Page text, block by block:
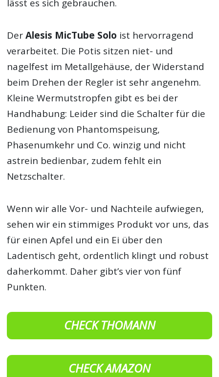
lässt es sich gebrauchen.
DerAlesis MicTube Solo ist hervorragend
verarbeitet. Die Potis sitzen niet- und
nagelfest im Metallgehäuse, der Widerstand
beim Drehen der Regler ist sehr angenehm.
Kleine Wermutstropfen gibt es bei der
Handhabung: Leider sind die Schalter für die
Bedienung von Phantomspeisung,
Phasenumkehr und Co. winzig und nicht
astrein bedienbar, zudem fehlt ein
Netzschalter.
Wenn wir alle Vor- und Nachteile aufwiegen,
sehen wir ein stimmiges Produkt vor uns, das
für einen Apfel und ein Ei über den
Ladentisch geht, ordentlich klingt und robust
daherkommt. Daher gibt’s vier von fünf
Punkten.
CHECK THOMANN
CHECK AMAZON